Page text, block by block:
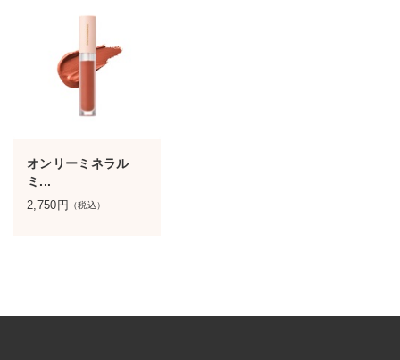
オンリーミネラル
ミ...
2,750 円 （税込）